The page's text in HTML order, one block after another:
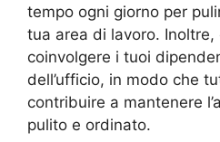
tempo ogni giorno per
tua area di lavoro.
coinvolgere i tuoi
dell’ufficio, in modo che
contribuire a mantenere
pulito e ordinato.